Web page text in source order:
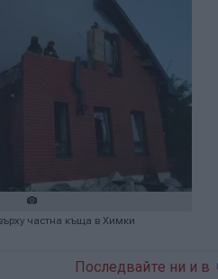
частна къща в Химки
Последвайте ни и в